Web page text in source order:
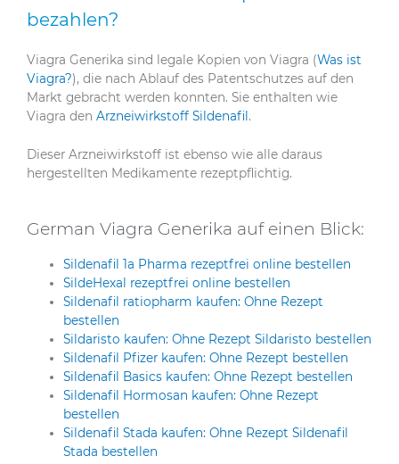
bezahlen?
Viagra Generika sind legale Kopien von Viagra (Was ist
Viagra?), die nach Ablauf des Patentschutzes auf den
Markt gebracht werden konnten. Sie enthalten wie
Viagra den Arzneiwirkstoff Sildenafil .
Dieser Arzneiwirkstoff ist ebenso wie alle daraus
hergestellten Medikamente rezeptpflichtig.
German Viagra Generika auf einen Blick:
Sildenafil 1a Pharma rezeptfrei online bestellen
SildeHexal rezeptfrei online bestellen
Sildenafil ratiopharm kaufen: Ohne Rezept
bestellen
Sildaristo kaufen: Ohne Rezept Sildaristo bestellen
Sildenafil Pfizer kaufen: Ohne Rezept bestellen
Sildenafil Basics kaufen: Ohne Rezept bestellen
Sildenafil Hormosan kaufen: Ohne Rezept
bestellen
Sildenafil Stada kaufen: Ohne Rezept Sildenafil
Stada bestellen